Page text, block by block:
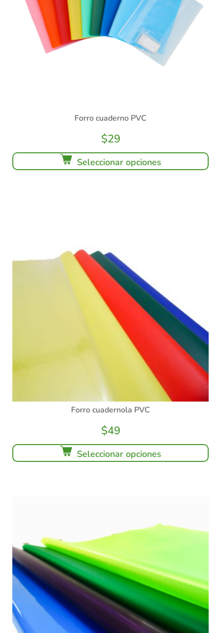
Forro cuaderno PVC
$29
Seleccionar opciones
Forro cuadernola PVC
$49
Seleccionar opciones